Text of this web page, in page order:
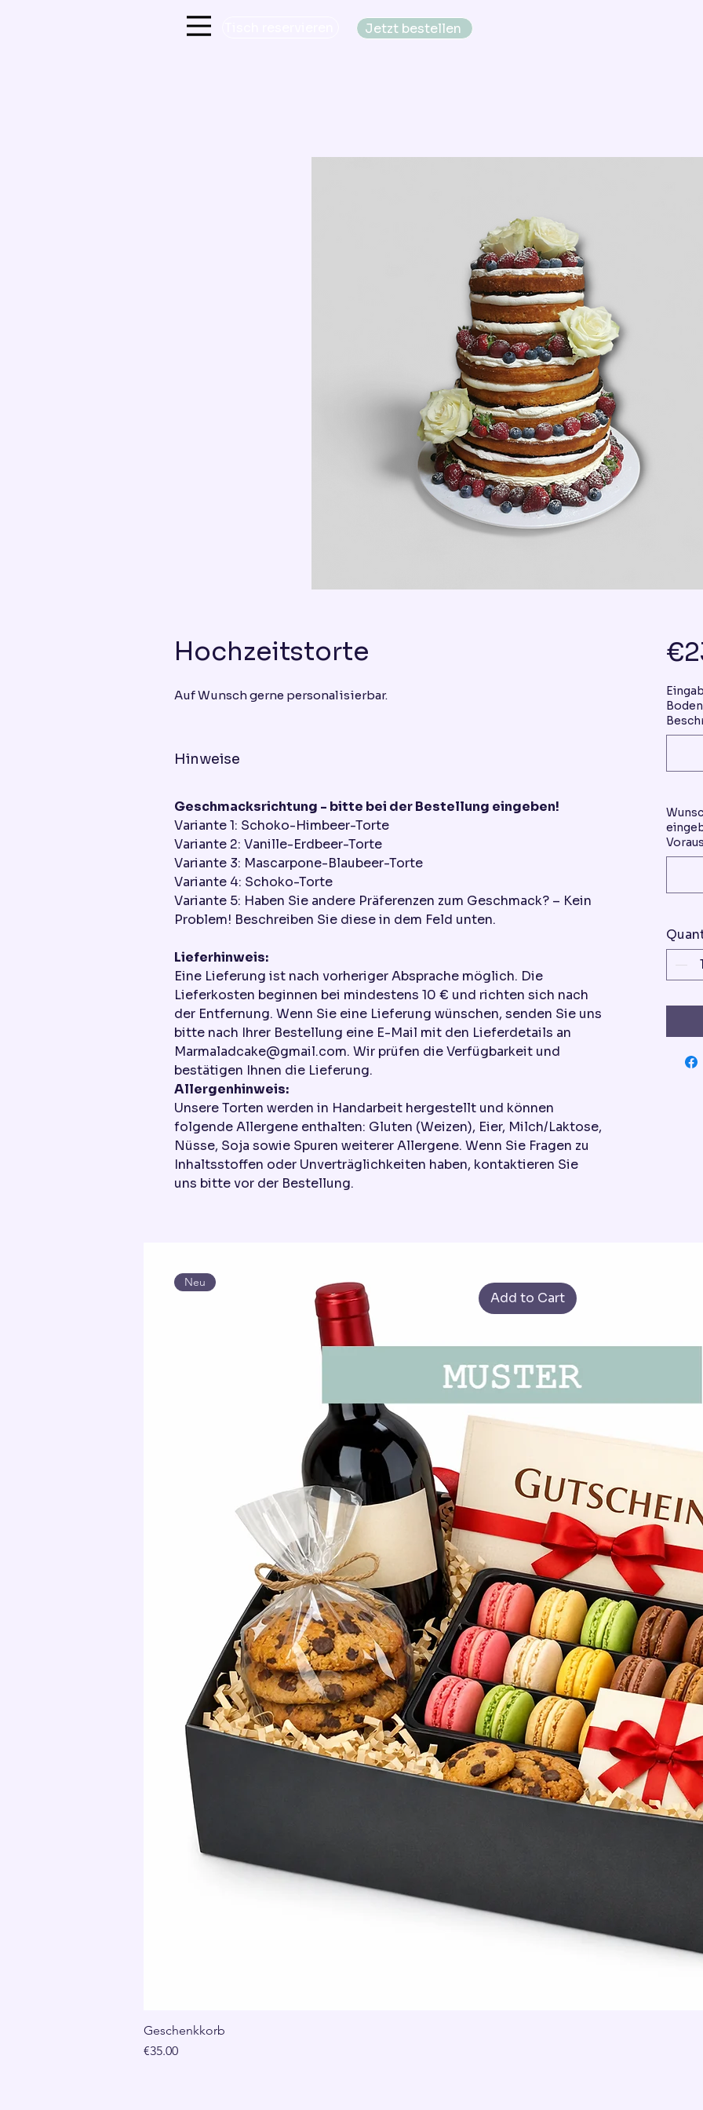
Jetzt bestellen
Hochzeitstorte
Auf Wunsch gerne personalisierbar.
Hinweise
Geschmacksrichtung - bitte bei der Bestellung eingeben!
Variante 1: Schoko-Himbeer-Torte
Variante 2: Vanille-Erdbeer-Torte
Variante 3: Mascarpone-Blaubeer-Torte
Variante 4: Schoko-Torte
Variante 5: Haben Sie andere Präferenzen zum Geschmack? – Kein
Problem! Beschreiben Sie diese in dem Feld unten.
Lieferhinweis:
Eine Lieferung ist nach vorheriger Absprache möglich. Die
Lieferkosten beginnen bei mindestens 10 € und richten sich nach
der Entfernung. Wenn Sie eine Lieferung wünschen, senden Sie uns
bitte nach Ihrer Bestellung eine E-Mail mit den Lieferdetails an
Marmaladcake@gmail.com. Wir prüfen die Verfügbarkeit und
bestätigen Ihnen die Lieferung.
Allergenhinweis:
Unsere Torten werden in Handarbeit hergestellt und können
folgende Allergene enthalten: Gluten (Weizen), Eier, Milch/Laktose,
Nüsse, Soja sowie Spuren weiterer Allergene. Wenn Sie Fragen zu
Inhaltsstoffen oder Unverträglichkeiten haben, kontaktieren Sie
uns bitte vor der Bestellung.
Add to Cart
Neu
Geschenkkorb
Price
€35.00